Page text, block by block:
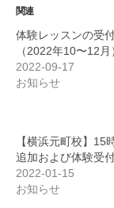
関連
体験レッスンの受
（2022年10〜12月
2022-09-17
お知らせ
【横浜元町校】15
追加および体験受
2022-01-15
お知らせ